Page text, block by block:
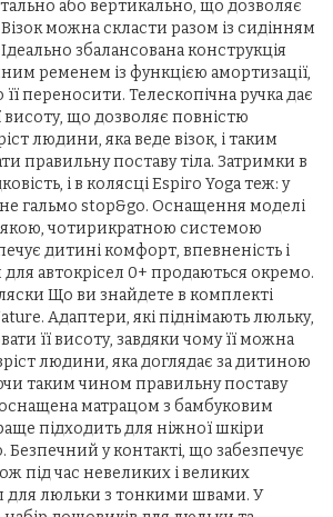
або вертикально, що дозволяє
можна скласти разом із сидінням
збалансована конструкція
ременем із функцією амортизації,
переносити. Телескопічна ручка дає
висоту, що дозволяє повністю
людини, яка веде візок, і таким
правильну поставу тіла. Затримки в
і в колясці Espiro Yoga теж: у
гальмо stop&go. Оснащення моделі
чотирикратною системою
дитині комфорт, впевненість і
автокрісел 0+ продаються окремо.
Що ви знайдете в комплекті
Адаптери, які піднімають люльку,
її висоту, завдяки чому її можна
людини, яка доглядає за дитиною
таким чином правильну поставу
оснащена матрацом з бамбуковим
підходить для ніжної шкіри
у контакті, що забезпечує
під час невеликих і великих
люльки з тонкими швами. У